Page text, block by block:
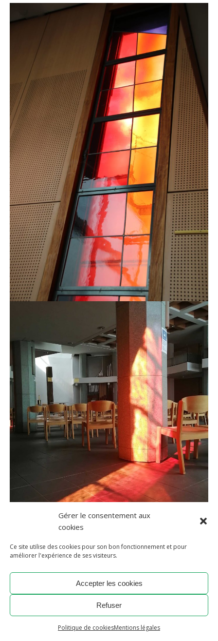
Gérer le consentement aux
cookies
Ce site utilise des cookies pour son bon fonctionnement et pour
améliorer l'expérience de ses visiteurs.
Accepter les cookies
Refuser
Politique de cookiesMentions légales